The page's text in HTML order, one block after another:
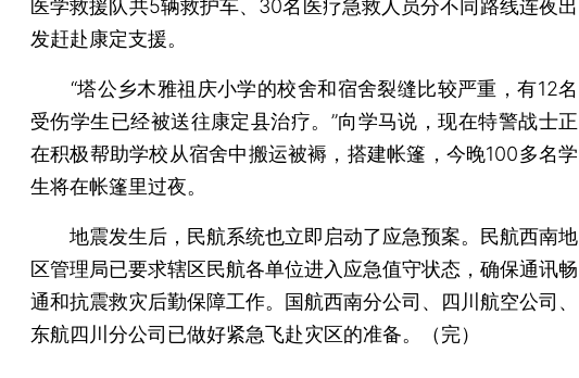
医学救援队共5辆救护车、30名医疗急救人员分不同路线连夜出
发赶赴康定支援。
“塔公乡木雅祖庆小学的校舍和宿舍裂缝比较严重，有12名
受伤学生已经被送往康定县治疗。”向学马说，现在特警战士正
在积极帮助学校从宿舍中搬运被褥，搭建帐篷，今晚100多名学
生将在帐篷里过夜。
地震发生后，民航系统也立即启动了应急预案。民航西南地
区管理局已要求辖区民航各单位进入应急值守状态，确保通讯畅
通和抗震救灾后勤保障工作。国航西南分公司、四川航空公司、
东航四川分公司已做好紧急飞赴灾区的准备。（完）